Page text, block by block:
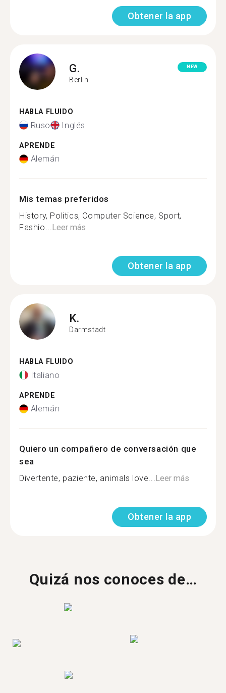
Obtener la app
G.
Berlin
NEW
HABLA FLUIDO
Ruso Inglés
APRENDE
Alemán
Mis temas preferidos
History, Politics, Computer Science, Sport,
Fashio...Leer más
Obtener la app
K.
Darmstadt
HABLA FLUIDO
Italiano
APRENDE
Alemán
Quiero un compañero de conversación que
sea
Divertente, paziente, animals love...Leer más
Obtener la app
Quizá nos conoces de…